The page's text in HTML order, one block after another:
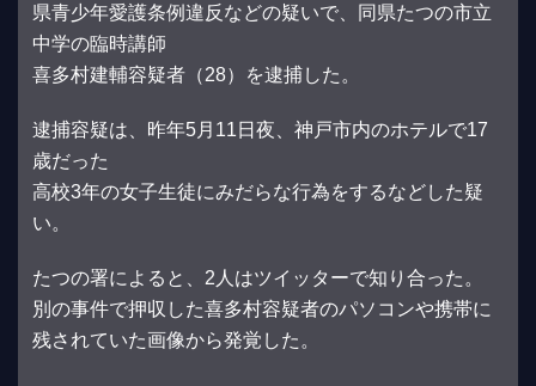
県青少年愛護条例違反などの疑いで、同県たつの市立
中学の臨時講師
喜多村建輔容疑者（28）を逮捕した。
逮捕容疑は、昨年5月11日夜、神戸市内のホテルで17
歳だった
高校3年の女子生徒にみだらな行為をするなどした疑
い。
たつの署によると、2人はツイッターで知り合った。
別の事件で押収した喜多村容疑者のパソコンや携帯に
残されていた画像から発覚した。